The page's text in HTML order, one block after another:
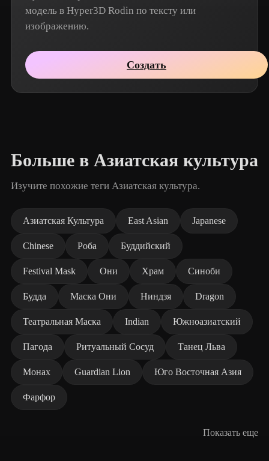
модель в Hyper3D Rodin по тексту или
изображению.
Создать
Больше в Азиатская культура
Изучите похожие теги Азиатская культура.
Азиатская Культура East Asian Japanese
Chinese Роба Буддийский
Festival Mask Они Храм Синоби
Будда Маска Они Ниндзя Dragon
Театральная Маска Indian Южноазиатский
Пагода Ритуальный Сосуд Танец Льва
Монах Guardian Lion Юго Восточная Азия
Фарфор
Показать еще